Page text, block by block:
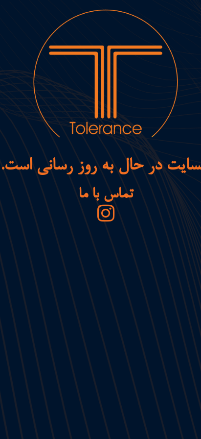
در حال به روز رسانی است.
تماس با ما